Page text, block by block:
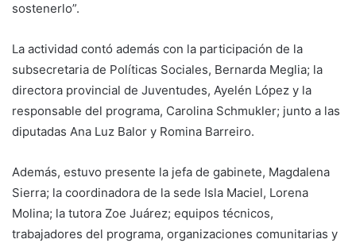
sostenerlo”.
La actividad contó además con la participación de la
subsecretaria de Políticas Sociales, Bernarda Meglia; la
directora provincial de Juventudes, Ayelén López y la
responsable del programa, Carolina Schmukler; junto a las
diputadas Ana Luz Balor y Romina Barreiro.
Además, estuvo presente la jefa de gabinete, Magdalena
Sierra; la coordinadora de la sede Isla Maciel, Lorena
Molina; la tutora Zoe Juárez; equipos técnicos,
trabajadores del programa, organizaciones comunitarias y